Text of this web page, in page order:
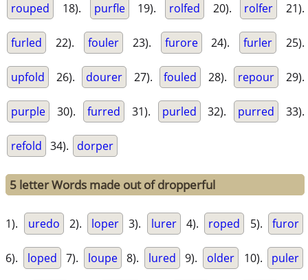
rouped 18). purfle 19). rolfed 20). rolfer 21).
furled 22). fouler 23). furore 24). furler 25).
upfold 26). dourer 27). fouled 28). repour 29).
purple 30). furred 31). purled 32). purred 33).
refold 34). dorper
5 letter Words made out of dropperful
1). uredo 2). loper 3). lurer 4). roped 5). furor
6). loped 7). loupe 8). lured 9). older 10). puler